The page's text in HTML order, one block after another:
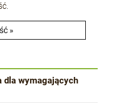
»
dla wymagających